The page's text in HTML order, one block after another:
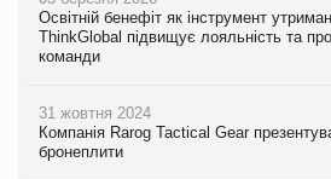
Освітній бенефіт як інструмент
ThinkGlobal підвищує лояльність та
команди
31 жовтня 2024
Компанія Rarog Tactical Gear
бронеплити